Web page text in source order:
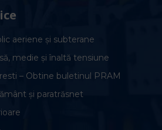
aeriene și subterane
medie și înaltă tensiune
– Obtine buletinul PRAM
și paratrăsnet